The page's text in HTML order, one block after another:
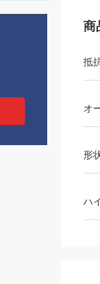
商
抵
オ
形
ハ